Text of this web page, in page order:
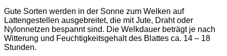
Gute Sorten werden in der Sonne zum Welken auf
Lattengestellen ausgebreitet, die mit Jute, Draht oder
Nylonnetzen bespannt sind. Die Welkdauer beträgt je nach
Witterung und Feuchtigkeitsgehalt des Blattes ca. 14 – 18
Stunden.